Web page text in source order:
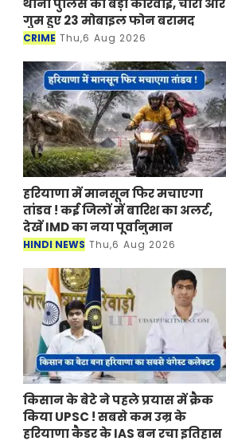
गुम हुए 23 मोबाइल फोन बरामद
CRIME Thu,6 Aug 2026
हरियाणा में मानसून फिर मचाएगा
तांडव ! कई जिलों में बारिश का अलर्ट,
देखें IMD का नया पूर्वानुमान
HINDI NEWS Thu,6 Aug 2026
किसान के बेटे ने पहले प्रयास में क्रैक
किया UPSC ! सबसे कम उम्र के
हरियाणा कैडर के IAS बन रचा इतिहास